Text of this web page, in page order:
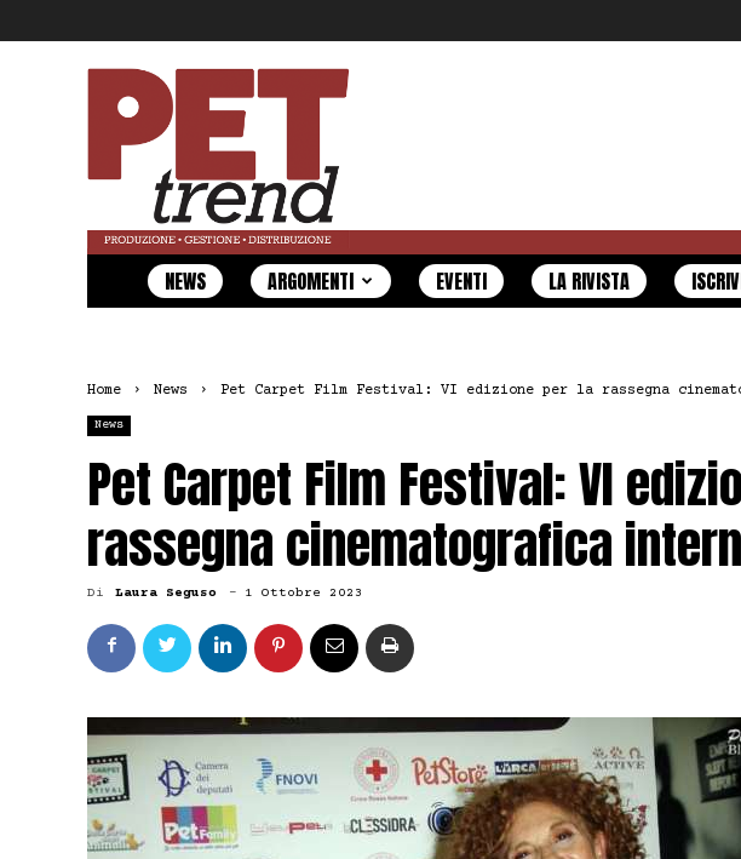
Pet
Trend
NEWS ARGOMENTI EVENTI LA RIVISTA
Home News Pet Carpet Film Festival: VI edizione per la rassegna
News
Pet Carpet Film Festival: VI
rassegna cinematografica
Di Laura Seguso - 1 Ottobre 2023